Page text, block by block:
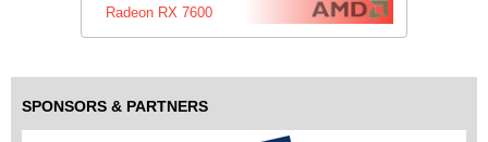
Radeon RX 7600
SPONSORS & PARTNERS